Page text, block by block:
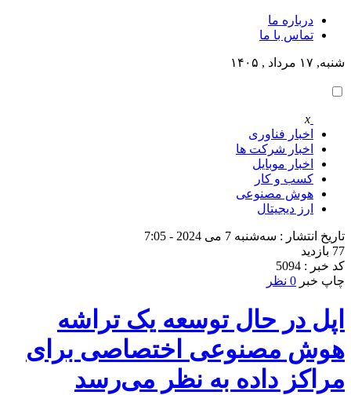
درباره ما
تماس با ما
شنبه, ۱۷ مرداد , ۱۴۰۵
x
اخبار فناوری
اخبار شرکت ها
اخبار موبایل
کسب و کار
هوش مصنوعی
ارز دیجیتال
تاریخ انتشار : سه‌شنبه 7 می 2024 - 7:05
77 بازدید
کد خبر : 5094
چاپ خبر 0 نظر
اپل در حال توسعه یک تراشه
هوش مصنوعی اختصاصی برای
مراکز داده به نظر می‌رسد